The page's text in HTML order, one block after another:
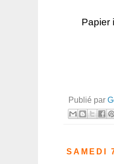
Papier
Publié par
SAMEDI